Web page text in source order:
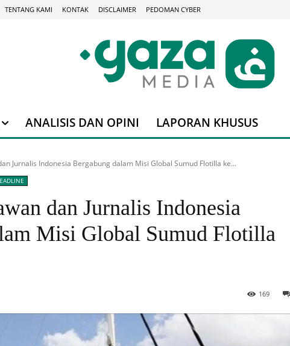
TENTANG KAMI KONTAK DISCLAIMER PEDOMAN CYBER
ANALISIS DAN OPINI LAPORAN KHUSUS
Jurnalis Indonesia Bergabung dalam Misi Global Sumud Flotilla ke...
dan Jurnalis Indonesia
Misi Global Sumud Flotilla
169